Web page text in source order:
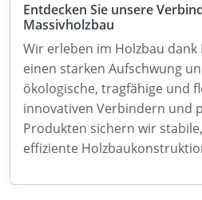
Entdecken Sie unsere
Massivholzbau
Wir erleben im Holzbau dank
einen starken Aufschwung
ökologische, tragfähige und
innovativen Verbindern und
Produkten sichern wir
effiziente